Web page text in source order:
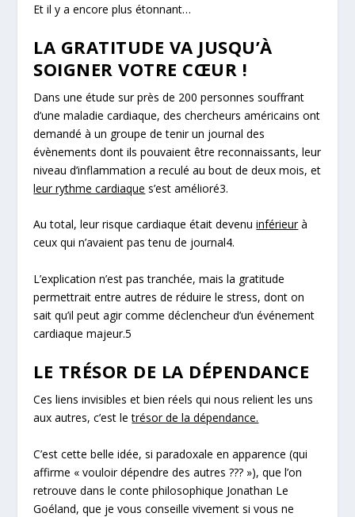
Et il y a encore plus étonnant…
LA GRATITUDE VA JUSQU’À
SOIGNER VOTRE CŒUR !
Dans une étude sur près de 200 personnes souffrant
d’unemaladie cardiaque, des chercheurs américains ont
demandé à un groupe de tenir un journal des
évènements dont ils pouvaient être reconnaissants, leur
niveau d’inflammation a reculé au bout de deux mois, et
leur rythme cardiaque s’est amélioré3.
Au total, leurrisque cardiaque était devenuinférieurà
ceux qui n’avaient pas tenu de journal4.
L’explication n’est pas tranchée, mais la gratitude
permettrait entre autres deréduire le stress, dont on
sait qu’il peut agir comme déclencheur d’un événement
cardiaque majeur.5
LE TRÉSOR DE LA DÉPENDANCE
Ces liens invisibles et bien réels qui nous relient les uns
aux autres, c’est letrésor de la dépendance.
C’est cette belle idée, si paradoxale en apparence (qui
affirme « vouloir dépendre des autres ??? »), que l’on
retrouve dans le conte philosophique Jonathan Le
Goéland, que je vous conseille vivement si vous ne